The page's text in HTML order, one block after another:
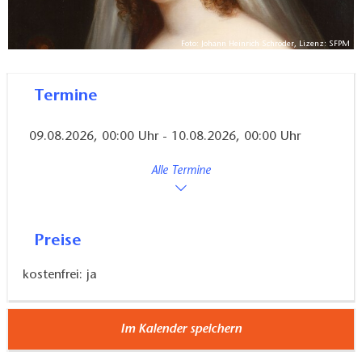
Foto: Johann Heinrich Schröder, Lizenz: SFPM
Termine
09.08.2026, 00:00 Uhr - 10.08.2026, 00:00 Uhr
Alle Termine
Preise
kostenfrei: ja
Im Kalender speichern